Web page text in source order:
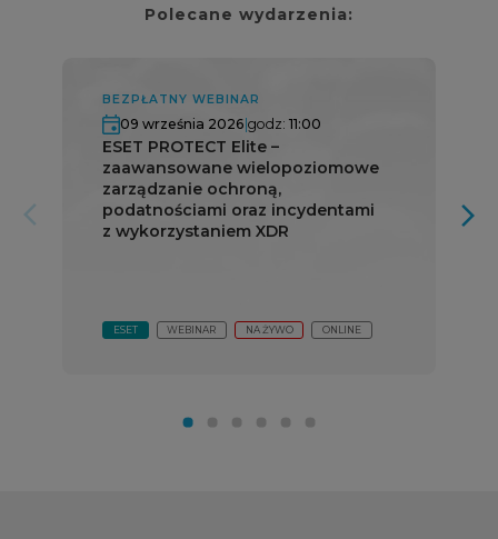
Polecane wydarzenia:
arrow_forward_ios
BEZPŁATNY WEBINAR
09 września 2026 |godz:11:00
ESET PROTECT Elite –
zaawansowane wielopoziomowe
zarządzanie ochroną,
podatnościami oraz incydentami
z wykorzystaniem XDR
ESET WEBINAR NA ŻYWO ONLINE
arrow_forward_ios